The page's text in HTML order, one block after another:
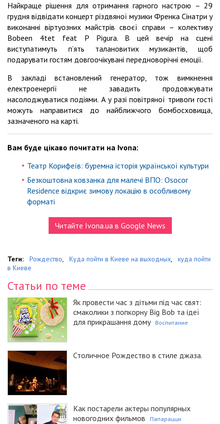
Найкраще рішення для отримання гарного настрою – 29
грудня відвідати концерт різдвяної музики Френка Сінатри у
виконанні віртуозних майстрів своєї справи – колективу
Bobeen 4tet feat P Pigura. В цей вечір на сцені
виступатимуть п’ять талановитих музикантів, щоб
подарувати гостям довгоочікувані передноворічні емоції.
В закладі встановлений генератор, тож вимкнення
електроенергії не завадить продовжувати
насолоджуватися подіями. А у разі повітряної тривоги гості
можуть направитися до найближчого бомбосховища,
зазначеного на карті.
Вам буде цікаво почитати на Ivona:
Театр Корифеїв: буремна історія української культури
Безкоштовна ковзанка для малечі ВПО: Osocor
Residence відкриє зимову локацію в особливому
форматі
Читайте Ivona.ua в Google News
Теги: Рождество, Куда пойти в Киеве на выходных,
куда пойти
в Киеве
Статьи по теме
Як провести час з дітьми під час свят:
смаколики з попкорну Big Bob та ідеї
для прикрашання дому
Воспитание
Столичное Рождество в стиле джаза.
Как постарели актеры популярных
новогодних фильмов
Папарацци